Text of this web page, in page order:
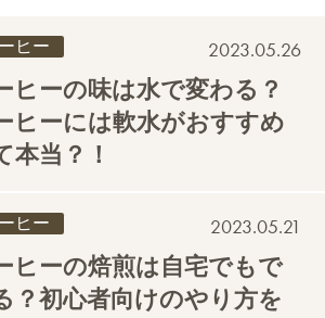
ヒー 2023.05.26
ヒーの味は水で変わる？
ヒーには軟水がおすすめ
本当？！
ヒー 2023.05.21
ヒーの焙煎は自宅でもで
？初心者向けのやり方を